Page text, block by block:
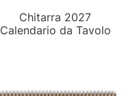
Chitarra 2027
Calendario da Tavolo